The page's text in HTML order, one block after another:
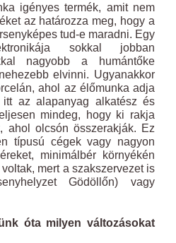
igényes termék, amit nem
az határozza meg, hogy a
tud-e maradni. Egy
sokkal jobban
nagyobb a humántőke
elvinni. Ugyanakkor
ahol az élőmunka adja
az alapanyag alkatész és
mindeg, hogy ki rakja
ahol olcsón összerakják. Ez
típusú cégek vagy nagyon
minimálbér környékén
mert a szakszervezet is
Gödöllőn) vagy
óta milyen változásokat